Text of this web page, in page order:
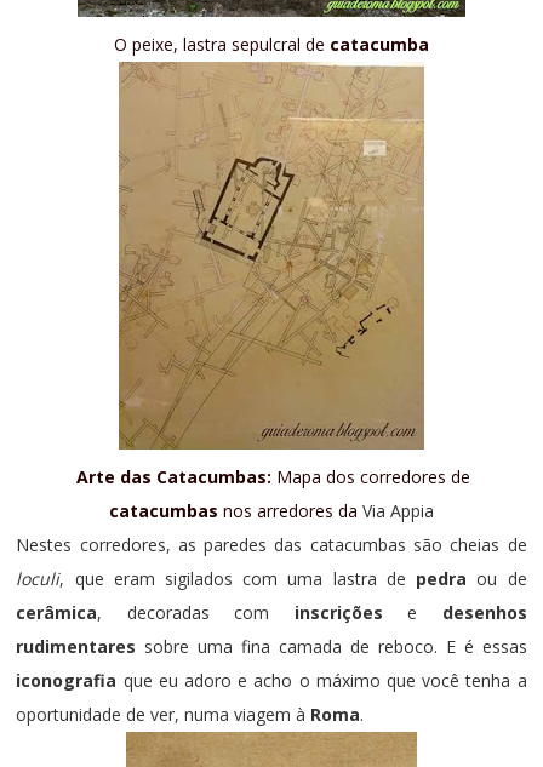
O peixe, lastra sepulcral de catacumba
Arte das Catacumbas: Mapa dos corredores de
catacumbas nos arredores da Via Appia
Nestes corredores, as paredes das catacumbas são cheias de
loculi, que eram sigilados com uma lastra de pedra ou de
cerâmica, decoradas com inscrições e desenhos
rudimentares sobre uma fina camada de reboco. E é essas
iconografia que eu adoro e acho o máximo que você tenha a
oportunidade de ver, numa viagem à Roma.